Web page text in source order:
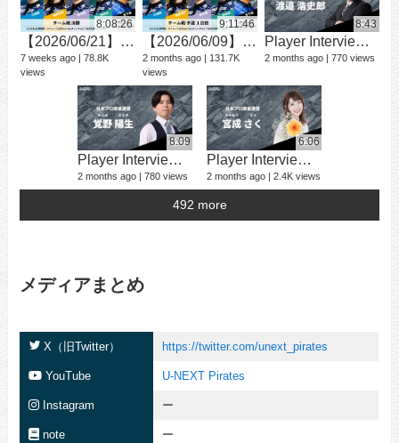
8:08:26
【2026/06/21】パイレーツトレジャーハント2026 supported by y.u mobile - チーム戦 決勝 -
7 weeks ago
78.8K
views
9:11:46
【2026/06/09】パイレーツトレジャーハント2026 supported by y.u mobile - チーム戦 予選 1日目 -
2 months ago
131.7K
views
8:43
Player Interview 渡邉 浩史郎
2 months ago 770 views
8:09
Player Interview 覚野 陽生
2 months ago 780 views
6:06
Player Interview 宮成 さく
2 months ago 2.4K views
492 more
メディアまとめ
X（旧Twitter） https://twitter.com/unext_pirates
YouTube U-NEXT Pirates
Instagram ー
note ー